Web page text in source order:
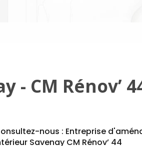
CM Rénov’
nous : Entreprise
Savenay CM Rénov’ 44